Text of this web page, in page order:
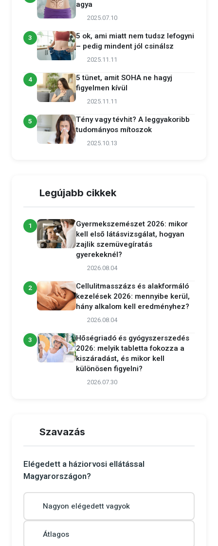
agya
2025.07.10
3
5 ok, ami miatt nem tudsz lefogyni
– pedig mindent jól csinálsz
2025.11.11
4
5 tünet, amit SOHA ne hagyj
figyelmen kívül
2025.11.11
5
Tény vagy tévhit? A leggyakoribb
tudományos mítoszok
2025.10.13
Legújabb cikkek
1
Gyermekszemészet 2026: mikor
kell első látásvizsgálat, hogyan
zajlik szemüvegíratás
gyerekeknél?
2026.08.04
2
Cellulitmasszázs és alakformáló
kezelések 2026: mennyibe kerül,
hány alkalom kell eredményhez?
2026.08.04
3
Hőségriadó és gyógyszerszedés
2026: melyik tabletta fokozza a
kiszáradást, és mikor kell
különösen figyelni?
2026.07.30
Szavazás
Elégedett a háziorvosi ellátással
Magyarországon?
Nagyon elégedett vagyok
Átlagos